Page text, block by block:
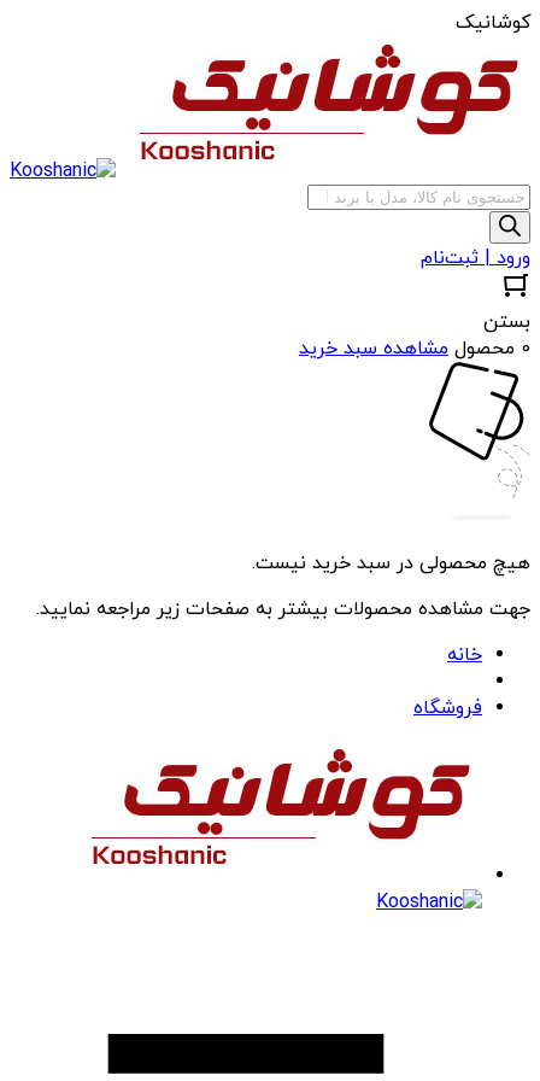
کوشانیک
جستجوی
محصولات
ورود | ثبت‌نام
بستن
0 محصول
مشاهده سبد خرید
هیچ محصولی در سبد خرید نیست.
جهت مشاهده محصولات بیشتر به صفحات زیر مراجعه نمایید.
خانه
فروشگاه